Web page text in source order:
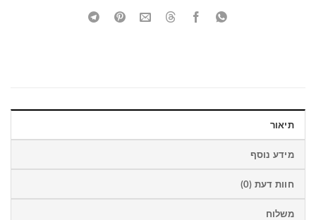
תיאור
מידע נוסף
חוות דעת (0)
משלוח